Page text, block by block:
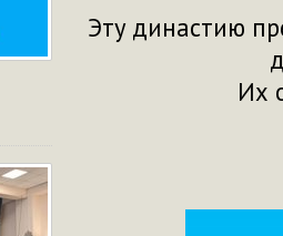
Эту династию
Их